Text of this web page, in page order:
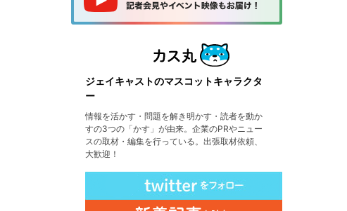
ジェイキャストのマスコットキャラクタ
ー
情報を活かす・問題を解き明かす・読者を動か
すの3つの「かす」が由来。企業のPRやニュー
スの取材・編集を行っている。出張取材依頼、
大歓迎！